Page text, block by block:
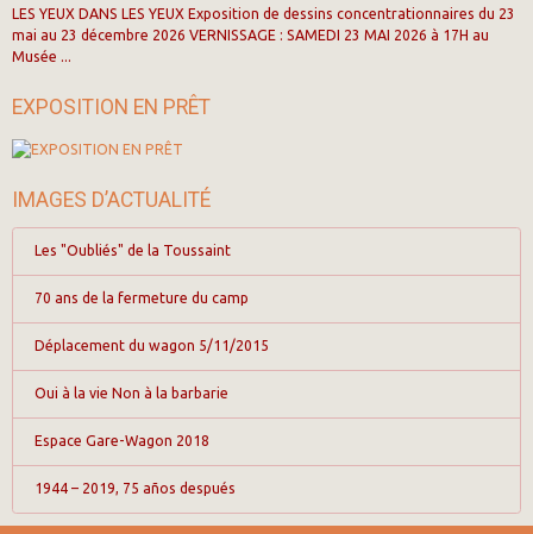
LES YEUX DANS LES YEUX Exposition de dessins concentrationnaires du 23
mai au 23 décembre 2026 VERNISSAGE : SAMEDI 23 MAI 2026 à 17H au
Musée ...
EXPOSITION EN PRÊT
IMAGES D’ACTUALITÉ
Les "Oubliés" de la Toussaint
70 ans de la fermeture du camp
Déplacement du wagon 5/11/2015
Oui à la vie Non à la barbarie
Espace Gare-Wagon 2018
1944 – 2019, 75 años después